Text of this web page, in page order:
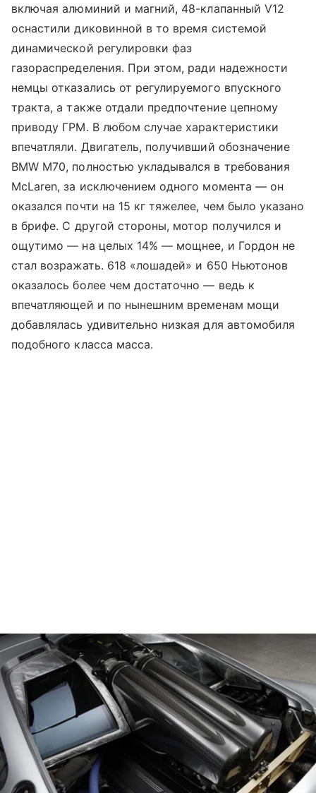
включая алюминий и магний, 48-клапанный V12
оснастили диковинной в то время системой
динамической регулировки фаз
газораспределения. При этом, ради надежности
немцы отказались от регулируемого впускного
тракта, а также отдали предпочтение цепному
приводу ГРМ. В любом случае характеристики
впечатляли. Двигатель, получивший обозначение
BMW M70, полностью укладывался в требования
McLaren, за исключением одного момента — он
оказался почти на 15 кг тяжелее, чем было указано
в брифе. С другой стороны, мотор получился и
ощутимо — на целых 14% — мощнее, и Гордон не
стал возражать. 618 «лошадей» и 650 Ньютонов
оказалось более чем достаточно — ведь к
впечатляющей и по нынешним временам мощи
добавлялась удивительно низкая для автомобиля
подобного класса масса.